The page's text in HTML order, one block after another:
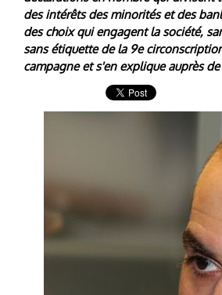
des intérêts des minorités et des
des choix qui engagent la société,
sans étiquette de la 9e
campagne et s'en explique auprès